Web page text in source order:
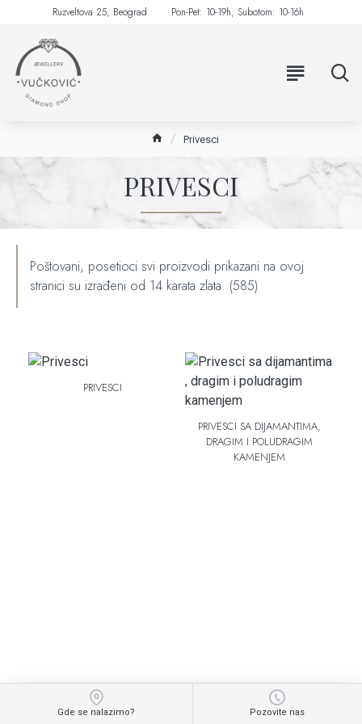
Ruzveltova 25, Beograd Pon-Pet: 10-19h; Subotom: 10-16h
Privesci
PRIVESCI
Poštovani, posetioci svi proizvodi prikazani na ovoj
stranici su izrađeni od 14 karata zlata. (585)
PRIVESCI
PRIVESCI SA DIJAMANTIMA,
DRAGIM I POLUDRAGIM
KAMENJEM
Gde se nalazimo? Pozovite nas